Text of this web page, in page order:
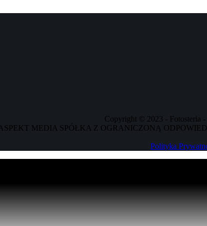
Copyright © 2023 - Fotosteria -
ASPEKT MEDIA SPÓŁKA Z OGRANICZONĄ
Polityka